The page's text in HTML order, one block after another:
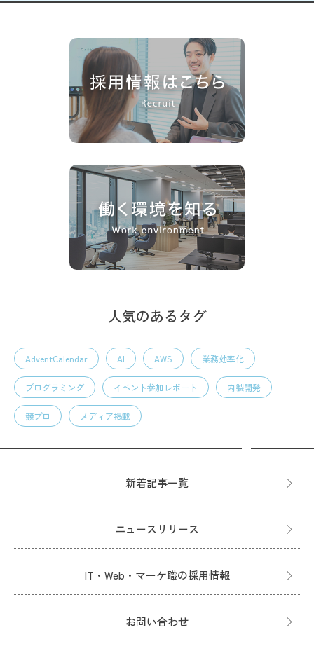
人気のあるタグ
AdventCalendar AI AWS 業務効率化
プログラミング イベント参加レポート 内製開発
競プロ メディア掲載
新着記事一覧
ニュースリリース
IT・Web・マーケ職の採用情報
お問い合わせ